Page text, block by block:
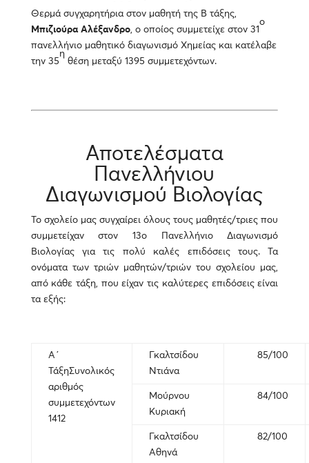
Θερμά συγχαρητήρια στον μαθητή της Β τάξης,
Μπιζιούρα Αλέξανδρο, ο οποίος συμμετείχε στον 31
ο
πανελλήνιο μαθητικό διαγωνισμό Χημείας και κατέλαβε
την 35
η
θέση μεταξύ 1395 συμμετεχόντων.
Αποτελέσματα
Πανελλήνιου
Διαγωνισμού Βιολογίας
Το σχολείο μας συγχαίρει όλους τους μαθητές/τριες που
συμμετείχαν στον 13ο Πανελλήνιο Διαγωνισμό
Βιολογίας για τις πολύ καλές επιδόσεις τους. Τα
ονόματα των τριών μαθητών/τριών του σχολείου μας,
από κάθε τάξη, που είχαν τις καλύτερες επιδόσεις είναι
τα εξής:
Α΄
ΤάξηΣυνολικός
αριθμός
συμμετεχόντων
1412
Γκαλτσίδου
Ντιάνα
85/100
Μούρνου
Κυριακή
84/100
Γκαλτσίδου
Αθηνά
82/100